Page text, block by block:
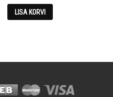
was:
€147.90.
LISA KORVI